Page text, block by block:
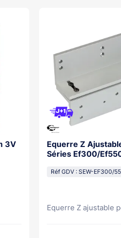
3V
Equerre Z
Séries Ef300/
Réf GDV : SEW-EF300/
Equerre Z ajustable